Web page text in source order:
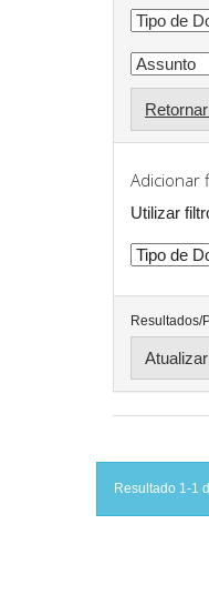
Adicionar
Utilizar
Resultados/
Resultado 1-1